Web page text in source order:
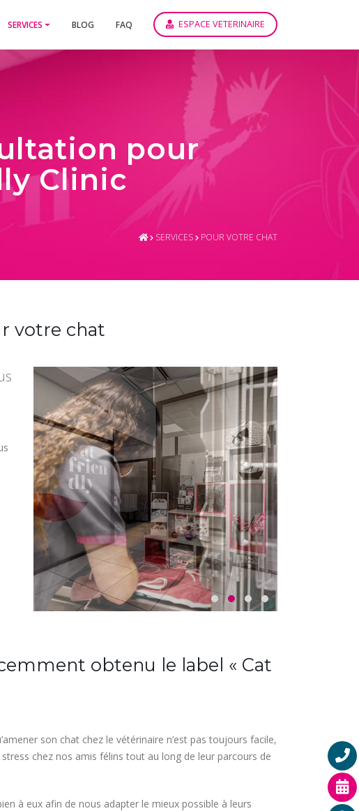
SERVICES BLOG FAQ ESPACE VETERINAIRE
pour
Clinic
SERVICES POUR VOTRE CHAT
votre chat
obtenu le label « Cat
son chat chez le vétérinaire n’est pas toujours facile,
chez nos amis félins tout au long de leur parcours de
à eux afin de nous adapter le mieux possible à leurs